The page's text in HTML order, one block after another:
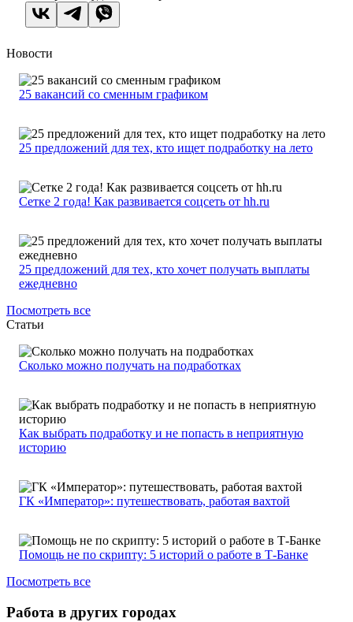
Новости
25 вакансий со сменным графиком
25 предложений для тех, кто ищет подработку на лето
Сетке 2 года! Как развивается соцсеть от hh.ru
25 предложений для тех, кто хочет получать выплаты
ежедневно
Посмотреть все
Статьи
Сколько можно получать на подработках
Как выбрать подработку и не попасть в неприятную
историю
ГК «Император»: путешествовать, работая вахтой
Помощь не по скрипту: 5 историй о работе в Т-Банке
Посмотреть все
Работа в других городах